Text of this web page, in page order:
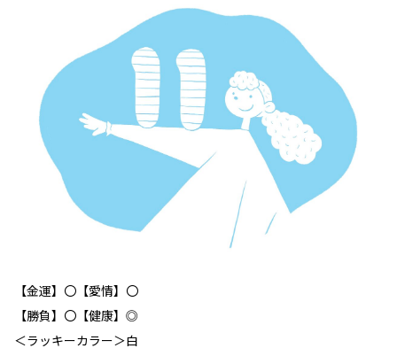
【金運】〇【愛情】〇
【勝負】〇【健康】◎
＜ラッキーカラー＞白